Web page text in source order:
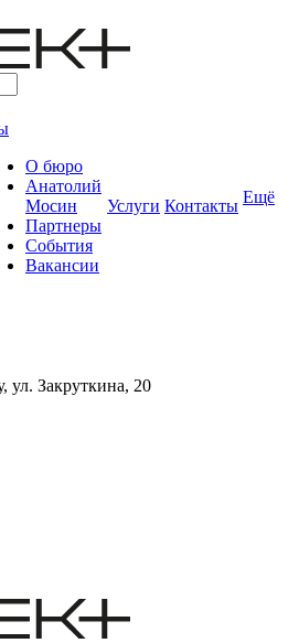
О бюро
Анатолий
Мосин
Партнеры
События
Вакансии
Услуги Контакты Ещё
ул. Закруткина, 20